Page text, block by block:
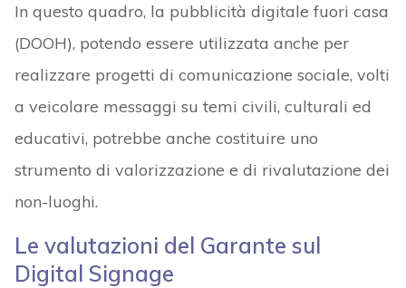
In questo quadro, la pubblicità digitale fuori casa
(DOOH), potendo essere utilizzata anche per
realizzare progetti di comunicazione sociale, volti
a veicolare messaggi su temi civili, culturali ed
educativi, potrebbe anche costituire uno
strumento di valorizzazione e di rivalutazione dei
non-luoghi.
Le valutazioni del Garante sul
Digital Signage